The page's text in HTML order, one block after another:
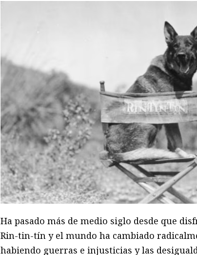
Ha pasado más de medio siglo desde que
Rin-tin-tín y el mundo ha cambiado
habiendo guerras e injusticias y las